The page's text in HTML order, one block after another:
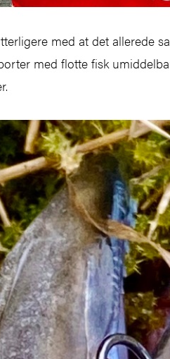
med at det allerede
med flotte fisk